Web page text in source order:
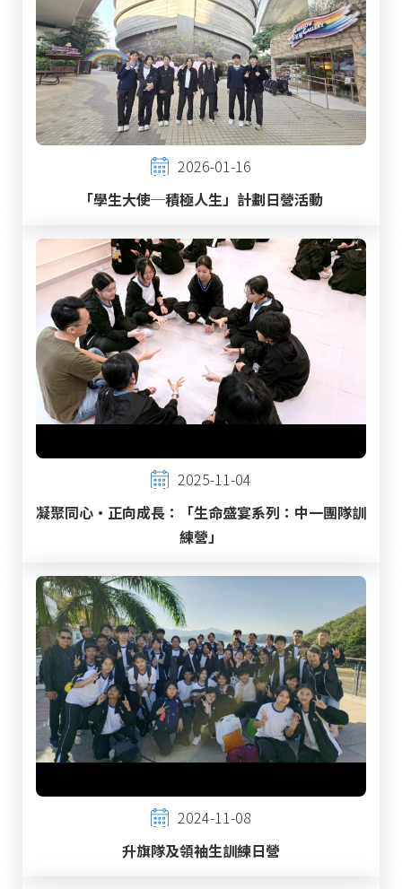
2026-01-16
「學生大使─積極人生」計劃日營活動
2025-11-04
凝聚同心・正向成長：「生命盛宴系列：中一團隊訓
練營」
2024-11-08
升旗隊及領袖生訓練日營